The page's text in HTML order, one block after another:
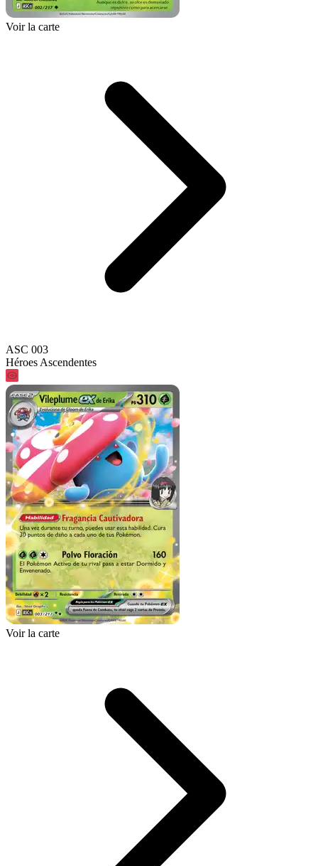
Voir la carte
ASC 003
Héroes Ascendentes
Voir la carte